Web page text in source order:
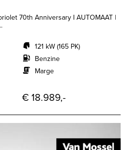
70th Anniversary I AUTOMAAT |
121 kW (165 PK)
Benzine
Marge
€ 18.989,-